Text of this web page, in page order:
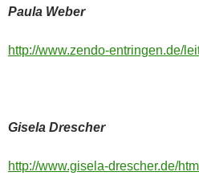
Paula Weber
http://www.zendo-entringen.de/
Gisela Drescher
http://www.gisela-drescher.de/